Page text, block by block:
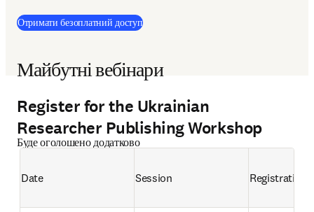
Отримати безоплатний доступ
Майбутні вебінари
Register for the Ukrainian
Researcher Publishing Workshop
Буде оголошено додатково
Date Session Registration